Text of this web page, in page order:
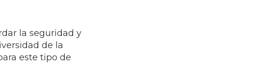
la seguridad y
de la
este tipo de